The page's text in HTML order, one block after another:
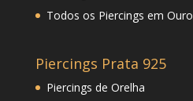
Todos os Piercings em Ouro
Piercings Prata 925
Piercings de Orelha